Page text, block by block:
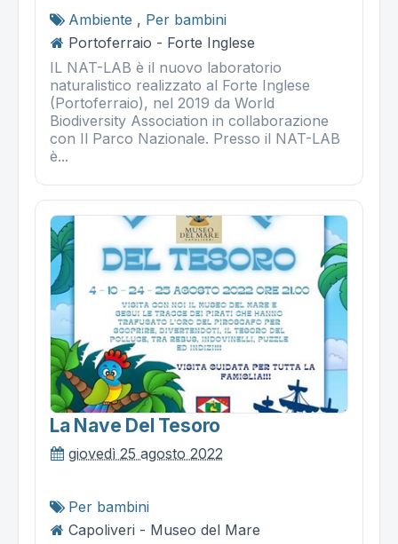
Ambiente , Per bambini
Portoferraio - Forte Inglese
IL NAT-LAB è il nuovo laboratorio
naturalistico realizzato al Forte Inglese
(Portoferraio), nel 2019 da World
Biodiversity Association in collaborazione
con Il Parco Nazionale. Presso il NAT-LAB
è...
La Nave Del Tesoro
giovedì 25 agosto 2022
Per bambini
Capoliveri - Museo del Mare